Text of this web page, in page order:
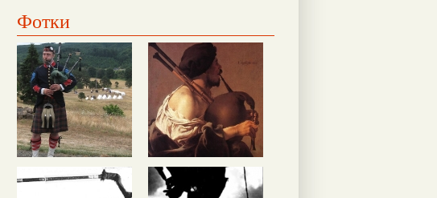
Фотки